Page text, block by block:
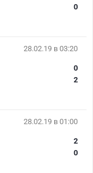
0
28.02.19 в 03:20
0
2
28.02.19 в 01:00
2
0